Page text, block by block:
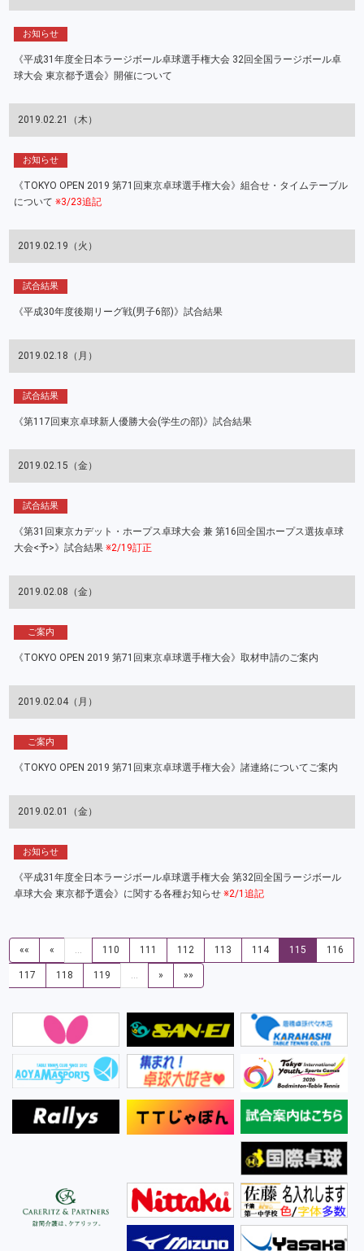
お知らせ
《平成31年度全日本ラージボール卓球選手権大会 32回全国ラージボール卓
球大会 東京都予選会》開催について
2019.02.21（木）
お知らせ
《TOKYO OPEN 2019 第71回東京卓球選手権大会》組合せ・タイムテーブル
について ※3/23追記
2019.02.19（火）
試合結果
《平成30年度後期リーグ戦(男子6部)》試合結果
2019.02.18（月）
試合結果
《第117回東京卓球新人優勝大会(学生の部)》試合結果
2019.02.15（金）
試合結果
《第31回東京カデット・ホープス卓球大会 兼 第16回全国ホープス選抜卓球
大会<予>》試合結果 ※2/19訂正
2019.02.08（金）
ご案内
《TOKYO OPEN 2019 第71回東京卓球選手権大会》取材申請のご案内
2019.02.04（月）
ご案内
《TOKYO OPEN 2019 第71回東京卓球選手権大会》諸連絡についてご案内
2019.02.01（金）
お知らせ
《平成31年度全日本ラージボール卓球選手権大会 第32回全国ラージボール
卓球大会 東京都予選会》に関する各種お知らせ ※2/1追記
«« « 110 111 112 113 114 115 116
117 118 119 » »»